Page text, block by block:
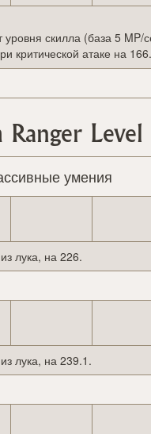
скилла (база 5 MP/
критической атаке на 166.
Ranger
умения
лука, на 226.
лука, на 239.1.